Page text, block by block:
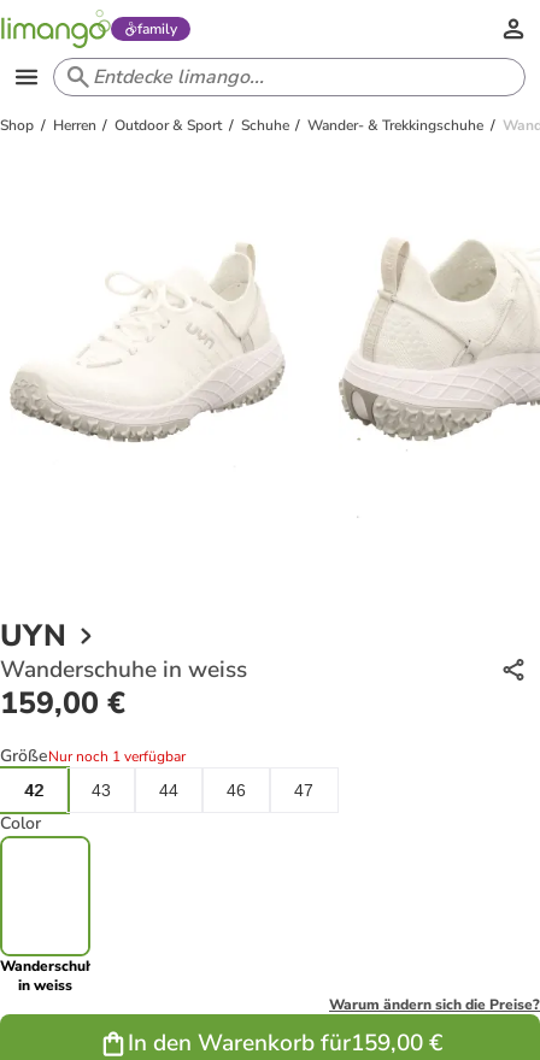
family
Shop Herren Outdoor & Sport Schuhe Wander- & Trekkingschuhe
UYN
Wanderschuhe in weiss
159,00 €
GrößeNur noch 1 verfügbar
42
43 44 46 47
Color
Wanderschuhe
in weiss
Warum ändern sich die Preise?
In den Warenkorb für159,00 €